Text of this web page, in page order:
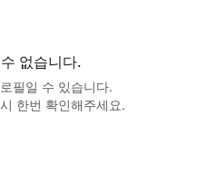
없습니다.
필일 수 있습니다.
한번 확인해주세요.